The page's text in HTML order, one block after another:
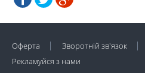
Оферта Зворотній зв'язок
Рекламуйся з нами